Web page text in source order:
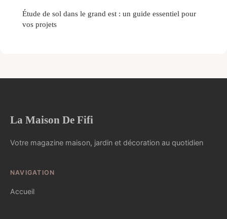
Étude de sol dans le grand est : un guide essentiel pour
vos projets
La Maison De Fifi
Votre magazine maison, jardin et décoration au quotidien
NAVIGATION
Accueil